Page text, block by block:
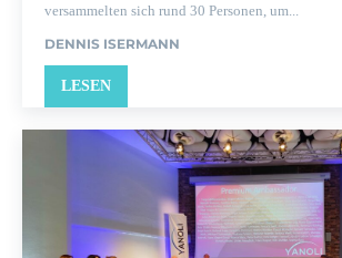
versammelten sich rund 30 Personen, um...
DENNIS ISERMANN
LESEN